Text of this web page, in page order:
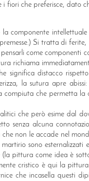
fiori che preferisce, dato
componente
Si tratta di
come componenti
richiama
significa distacco
la sutura apre
che permetta la
che però esime dal
senza alcuna
non le accade nel
sono esternalizzati
(la pittura come idea è
cristico è qui la
che incasella questi